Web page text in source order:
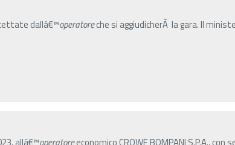
dallâ€™operatoreche si aggiudicherÃ la gara. Il
allâ€™operatoreeconomico CROWE BOMPANI S.P.A., con